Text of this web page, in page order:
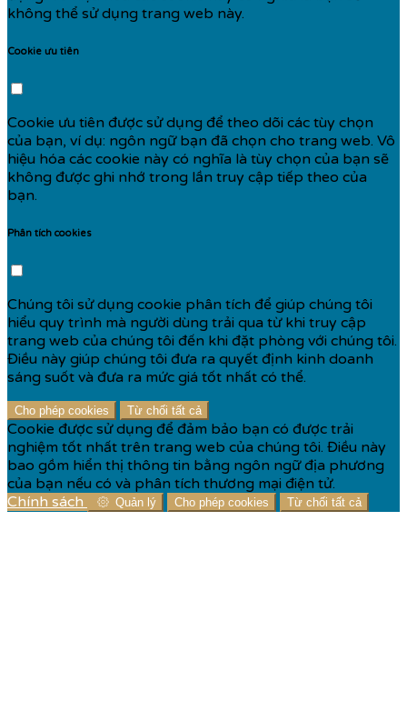
không thể sử dụng trang web này.
Cookie ưu tiên
Cookie ưu tiên được sử dụng để theo dõi các tùy chọn
của bạn, ví dụ: ngôn ngữ bạn đã chọn cho trang web. Vô
hiệu hóa các cookie này có nghĩa là tùy chọn của bạn sẽ
không được ghi nhớ trong lần truy cập tiếp theo của
bạn.
Phân tích cookies
Chúng tôi sử dụng cookie phân tích để giúp chúng tôi
hiểu quy trình mà người dùng trải qua từ khi truy cập
trang web của chúng tôi đến khi đặt phòng với chúng tôi.
Điều này giúp chúng tôi đưa ra quyết định kinh doanh
sáng suốt và đưa ra mức giá tốt nhất có thể.
Cho phép cookies Từ chối tất cả
Cookie được sử dụng để đảm bảo bạn có được trải
nghiệm tốt nhất trên trang web của chúng tôi. Điều này
bao gồm hiển thị thông tin bằng ngôn ngữ địa phương
của bạn nếu có và phân tích thương mại điện tử.
Chính sách
Quản lý Cho phép cookies Từ chối tất cả